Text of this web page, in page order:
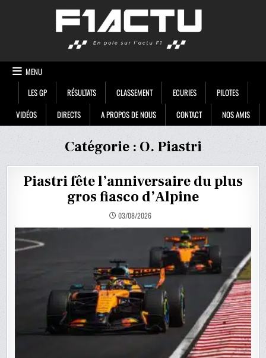
MENU
LES GP
RÉSULTATS CLASSEMENT ECURIES
PILOTES
VIDÉOS
DIRECTS A PROPOS DE NOUS CONTACT NOS AMIS
Catégorie : O. Piastri
Piastri fête l’anniversaire du plus
gros fiasco d’Alpine
03/08/2026